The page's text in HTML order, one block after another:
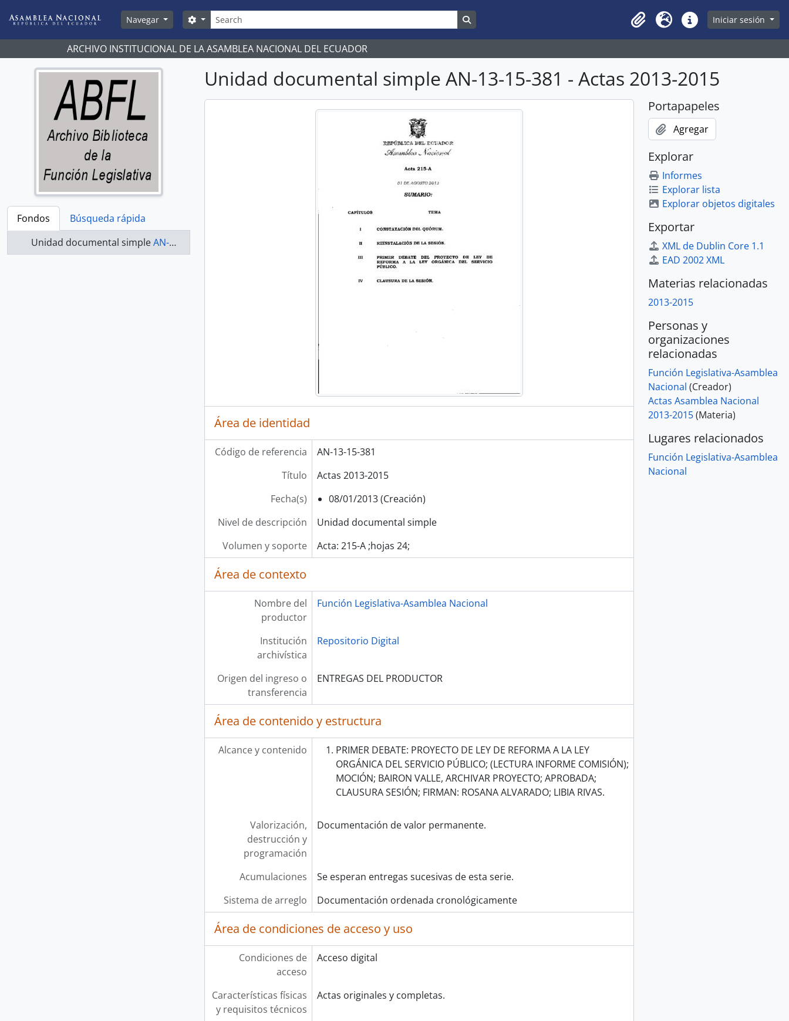
Navegar
Búsqueda
Search options
Clipboard
Idioma Enlaces rápidos
Iniciar sesión
ARCHIVO INSTITUCIONAL DE LA ASAMBLEA NACIONAL DEL ECUADOR
Fondos
Búsqueda rápida
Unidad documental simpleAN-13-15-381 - Actas 2013-2015
Unidad documental simple AN-13-15-381 - Actas 2013-2015
Área de identidad
Código de referencia
AN-13-15-381
Título
Actas 2013-2015
Fecha(s)
08/01/2013 (Creación)
Nivel de descripción
Unidad documental simple
Volumen y soporte
Acta: 215-A ;hojas 24;
Área de contexto
Nombre del
productor
Función Legislativa-Asamblea Nacional
Institución
archivística
Repositorio Digital
Origen del ingreso o
transferencia
ENTREGAS DEL PRODUCTOR
Área de contenido y estructura
Alcance y contenido
PRIMER DEBATE: PROYECTO DE LEY DE REFORMA A LA LEY
ORGÁNICA DEL SERVICIO PÚBLICO; (LECTURA INFORME COMISIÓN);
MOCIÓN; BAIRON VALLE, ARCHIVAR PROYECTO; APROBADA;
CLAUSURA SESIÓN; FIRMAN: ROSANA ALVARADO; LIBIA RIVAS.
Valorización,
destrucción y
programación
Documentación de valor permanente.
Acumulaciones
Se esperan entregas sucesivas de esta serie.
Sistema de arreglo
Documentación ordenada cronológicamente
Área de condiciones de acceso y uso
Condiciones de
acceso
Acceso digital
Características físicas
y requisitos técnicos
Actas originales y completas.
Portapapeles
Agregar
Explorar
Informes
Explorar lista
Explorar objetos digitales
Exportar
XML de Dublin Core 1.1
EAD 2002 XML
Materias relacionadas
2013-2015
Personas y
organizaciones
relacionadas
Función Legislativa-Asamblea
Nacional (Creador)
Actas Asamblea Nacional
2013-2015(Materia)
Lugares relacionados
Función Legislativa-Asamblea
Nacional